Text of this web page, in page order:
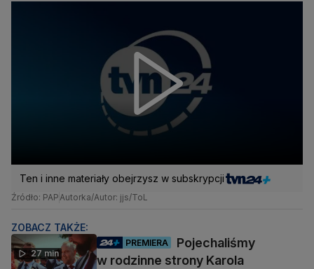
Ten i inne materiały obejrzysz w subskrypcji
Źródło: PAPAutorka/Autor: jjs/ToL
ZOBACZ TAKŻE:
27 min
PREMIERA
Pojechaliśmy
w rodzinne strony Karola